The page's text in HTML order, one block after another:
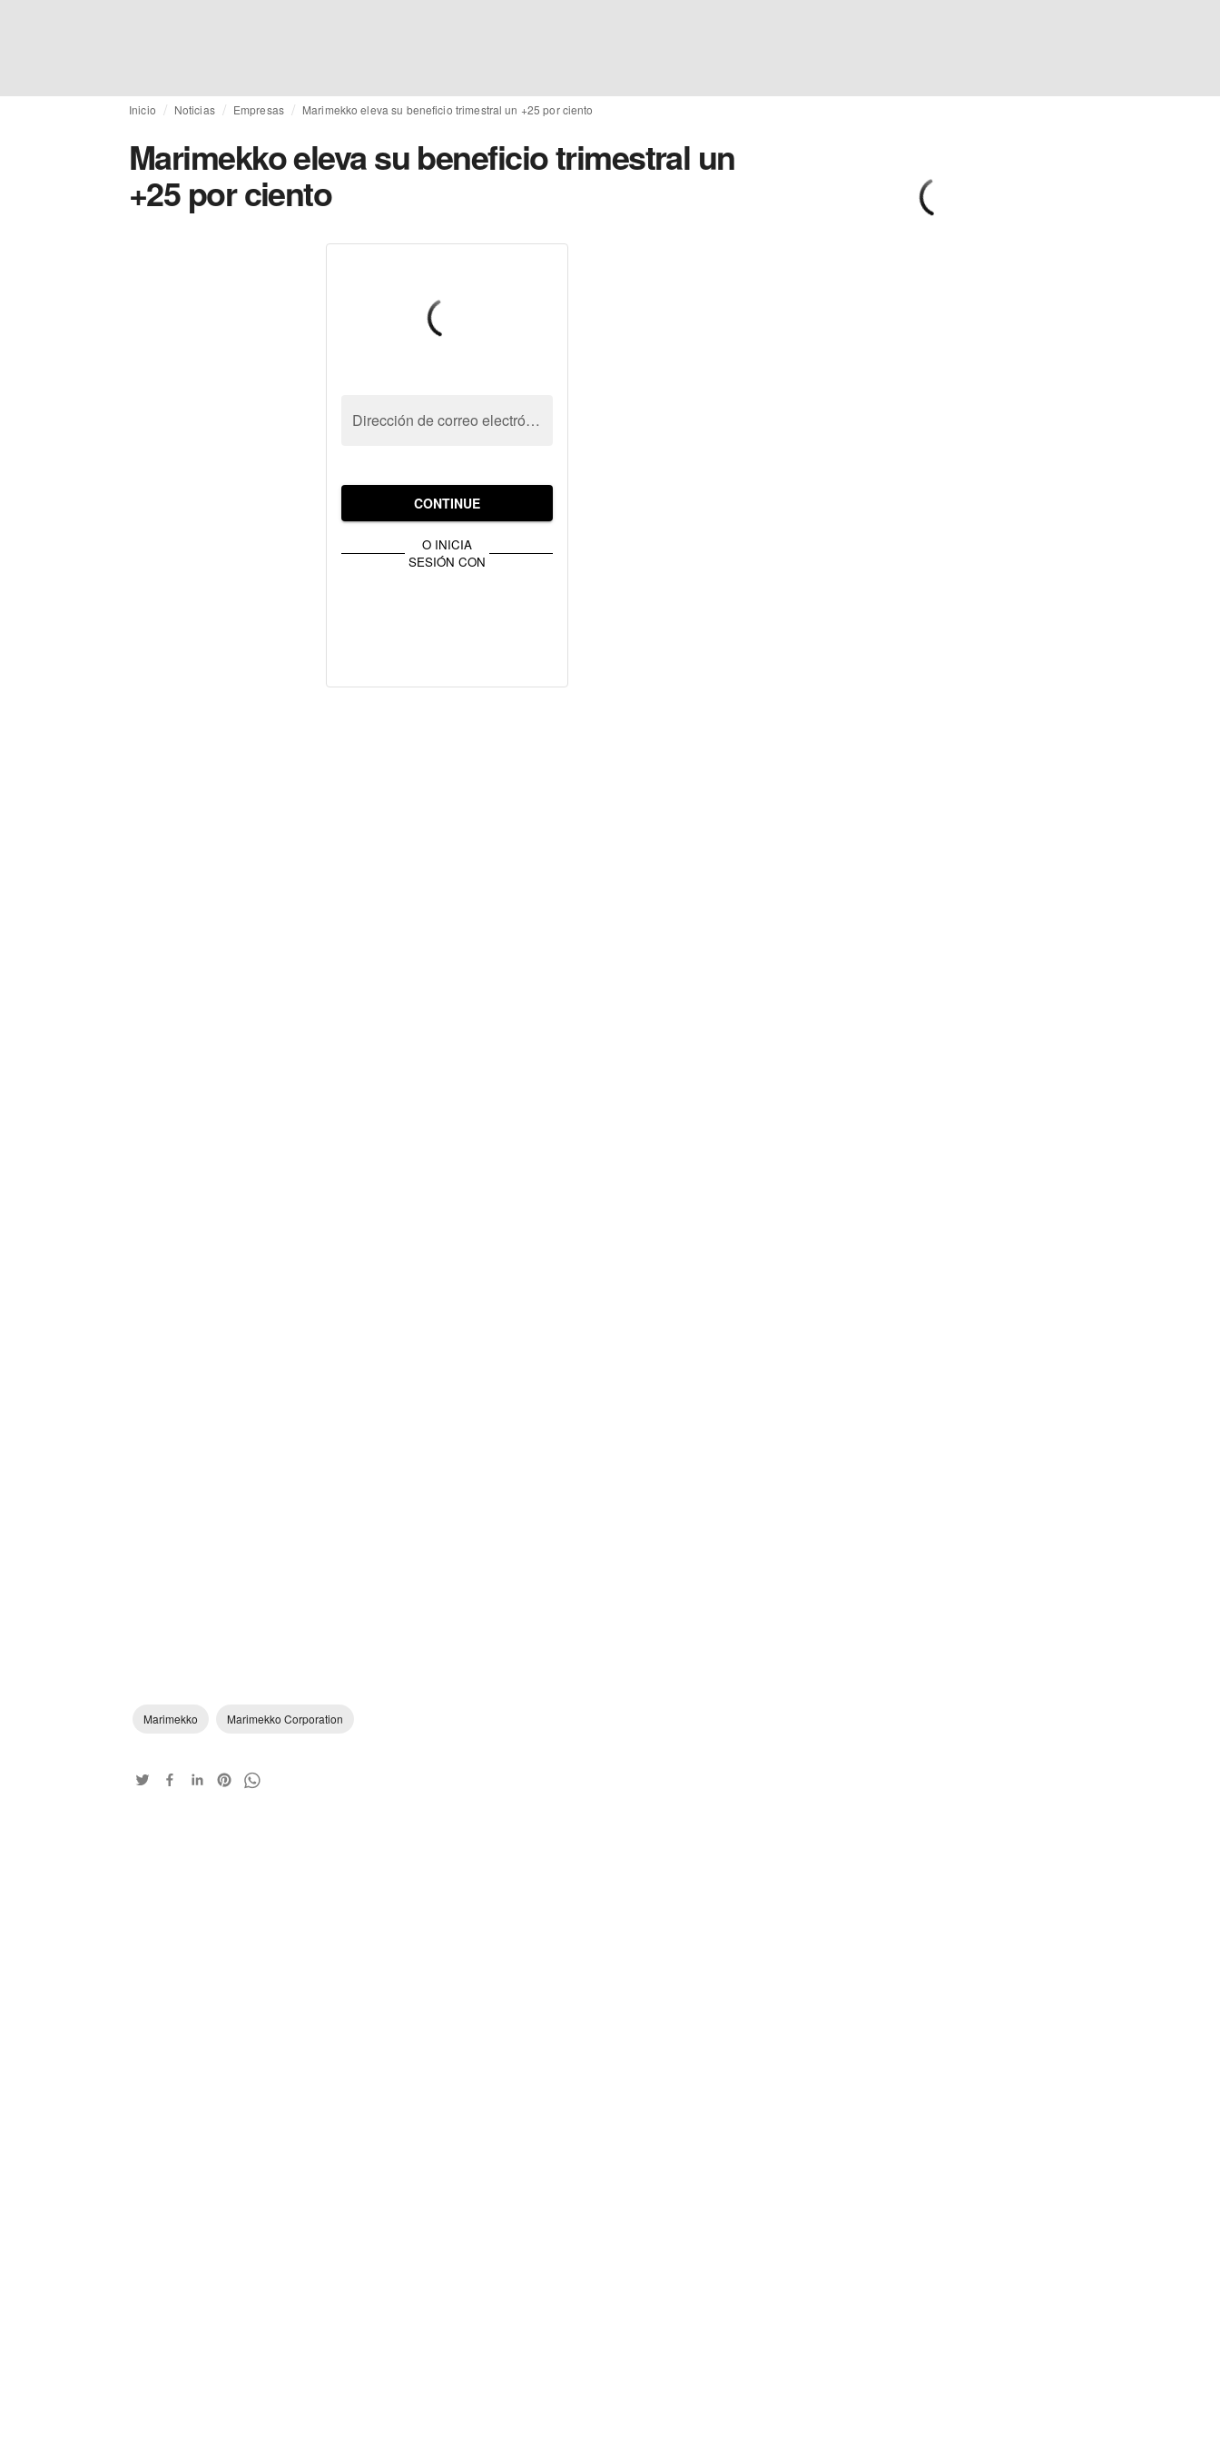
Inicio Noticias Empresas Marimekko eleva su beneficio trimestral un +25 por ciento
Marimekko eleva su beneficio trimestral un
+25 por ciento
Dirección de correo electrónico
CONTINUE
O INICIA
SESIÓN CON
Marimekko Marimekko Corporation